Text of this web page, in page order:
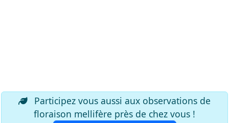
Participez vous aussi aux observations de
floraison mellifère près de chez vous !